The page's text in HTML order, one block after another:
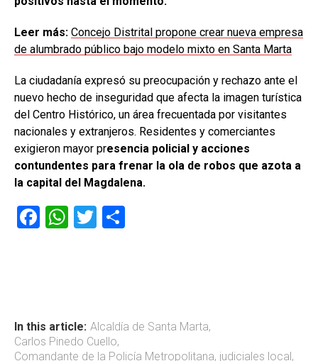
Leer más: Concejo Distrital propone crear nueva empresa
de alumbrado público bajo modelo mixto en Santa Marta
La ciudadanía expresó su preocupación y rechazo ante el
nuevo hecho de inseguridad que afecta la imagen turística
del Centro Histórico, un área frecuentada por visitantes
nacionales y extranjeros. Residentes y comerciantes
exigieron mayor presencia policial y acciones
contundentes para frenar la ola de robos que azota a
la capital del Magdalena.
F
ok
W
p
p
T
tir
In this article: Alcaldía de Santa Marta,
Carlos Pinedo Cuello,
Comandante de la Policía Metropolitana, judiciales local,